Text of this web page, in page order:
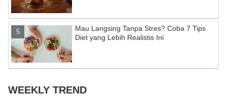
Mau Langsing Tanpa Stres? Coba 7 Tips
Diet yang Lebih Realistis Ini
WEEKLY TREND